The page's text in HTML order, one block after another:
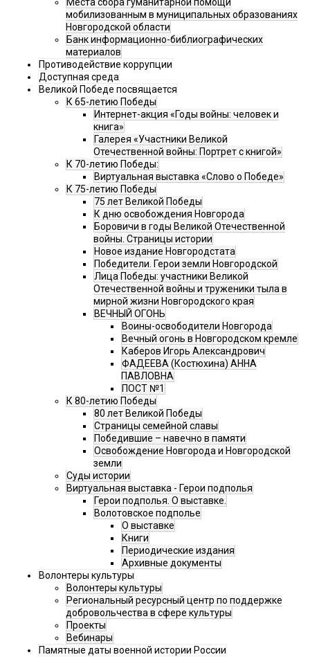
Места сбора гуманитарной помощи
мобилизованным в муниципальных образованиях
Новгородской области
Банк информационно-библиографических
материалов
Противодействие коррупции
Доступная среда
Великой Победе посвящается
К 65-летию Победы
Интернет-акция «Годы войны: человек и
книга»
Галерея «Участники Великой
Отечественной войны: Портрет с книгой»
К 70-летию Победы:
Виртуальная выставка «Слово о Победе»
К 75-летию Победы
75 лет Великой Победы
К дню освобождения Новгорода
Боровичи в годы Великой Отечественной
войны. Страницы истории
Новое издание Новгородстата
Победители. Герои земли Новгородской
Лица Победы: участники Великой
Отечественной войны и труженики тыла в
мирной жизни Новгородского края
ВЕЧНЫЙ ОГОНЬ
Воины-освободители Новгорода
Вечный огонь в Новгородском кремле
Каберов Игорь Александрович
ФАДЕЕВА (Костюхина) АННА
ПАВЛОВНА
ПОСТ №1
К 80-летию Победы
80 лет Великой Победы
Страницы семейной славы
Победившие – навечно в памяти
Освобождение Новгорода и Новгородской
земли
Суды истории
Виртуальная выставка - Герои подполья
Герои подполья. О выставке.
Волотовское подполье
О выставке
Книги
Периодические издания
Архивные документы
Волонтеры культуры
Волонтеры культуры
Региональный ресурсный центр по поддержке
добровольчества в сфере культуры
Проекты
Вебинары
Памятные даты военной истории России